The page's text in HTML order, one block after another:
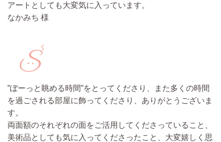
アートとしても大変気に入っています。
なかみち 様
”ぼーっと眺める時間”をとってくださり、また多くの時間
を過ごされる部屋に飾ってくださり、ありがとうございま
す。
両面額のそれぞれの面をご活用してくださっていること、
美術品としても気に入ってくださったこと、大変嬉しく思